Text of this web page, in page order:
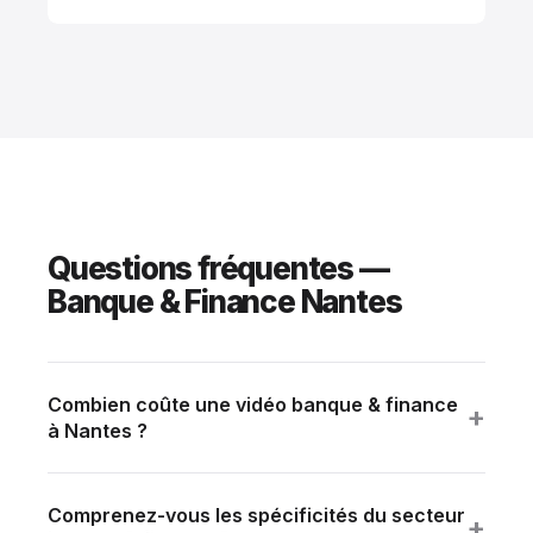
Questions fréquentes —
Banque & Finance Nantes
Combien coûte une vidéo banque & finance
à Nantes ?
+
sous 24h sur brief.
Comprenez-vous les spécificités du secteur